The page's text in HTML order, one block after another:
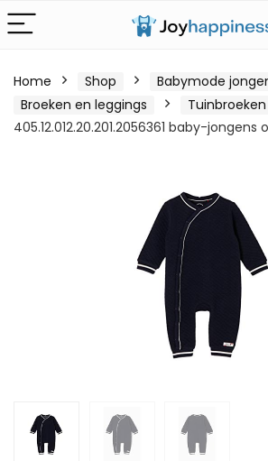
Home Shop
Babymode
Broeken en leggings
Tuinbroeken
405.12.012.20.201.2056361 baby-jongens